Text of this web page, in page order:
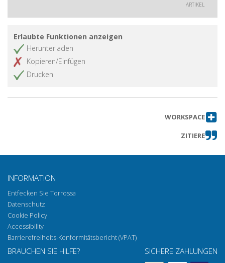
ARTIKEL
Erlaubte Funktionen anzeigen
Herunterladen
Kopieren/Einfügen
Drucken
WORKSPACE
ZITIERE
INFORMATION
Entfecken Sie Torrossa
Datenschutz
Cookie Policy
Accessibility
Barrierefreiheits-Konformitätsbericht (VPAT)
BRAUCHEN SIE HILFE? SICHERE ZAHLUNGEN